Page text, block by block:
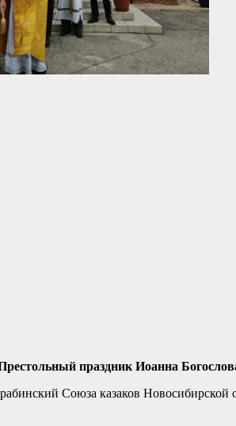
праздник Иоанна
Союза казаков